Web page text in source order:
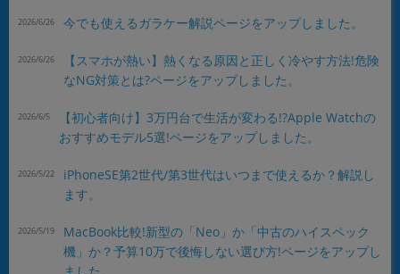
2026/6/26 今でも使えるガラケー解説ページをアップしました。
2026/6/26 【スマホが熱い】熱くなる原因と正しく冷やす方法!危険
なNG対策とは?ページをアップしました。
2026/6/5 【初心者向け】3万円台で生活が変わる!?Apple Watchの
おすすめモデル5選!ページをアップしました。
2026/5/22 iPhoneSE第2世代/第3世代はいつまで使えるか？解説し
ます。
2026/5/19
MacBook比較!新型の「Neo」か「中古のハイスペック
機」か？予算10万で後悔しない選び方!ページをアップし